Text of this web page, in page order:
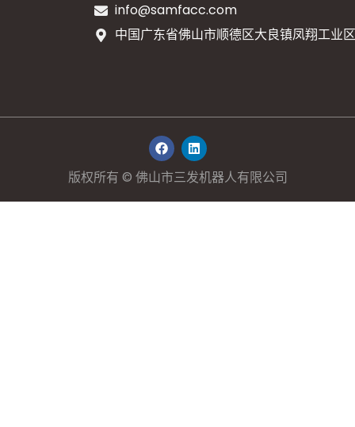
info@samfacc.com
中国广东省佛山市顺德区大良镇凤翔工业
在
F
a
c
e
b
L
i
n
k
e
d
版权所有 © 佛山市三发机器人有限公司